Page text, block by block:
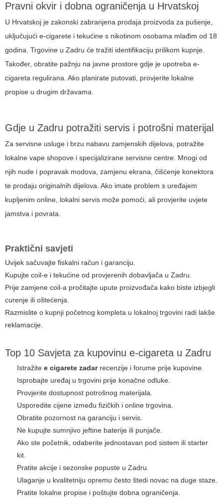
Pravni okvir i dobna ograničenja u Hrvatskoj
U Hrvatskoj je zakonski zabranjena prodaja proizvoda za pušenje,
uključujući e-cigarete i tekućine s nikotinom osobama mlađim od 18
godina. Trgovine u Zadru će tražiti identifikaciju prilikom kupnje.
Također, obratite pažnju na javne prostore gdje je upotreba e-
cigareta regulirana. Ako planirate putovati, provjerite lokalne
propise u drugim državama.
Gdje u Zadru potražiti servis i potrošni materijal
Za servisne usluge i brzu nabavu zamjenskih dijelova, potražite
lokalne vape shopove i specijalizirane servisne centre. Mnogi od
njih nude i popravak modova, zamjenu ekrana, čišćenje konektora
te prodaju originalnih dijelova. Ako imate problem s uređajem
kupljenim online, lokalni servis može pomoći, ali provjerite uvjete
jamstva i povrata.
Praktični savjeti
Uvijek sačuvajte fiskalni račun i garanciju.
Kupujte coil-e i tekućine od provjerenih dobavljača u Zadru.
Prije zamjene coil-a pročitajte upute proizvođača kako biste izbjegli
curenje ili oštećenja.
Razmislite o kupnji početnog kompleta u lokalnoj trgovini radi lakše
reklamacije.
Top 10 Savjeta za kupovinu e-cigareta u Zadru
Istražite e cigarete zadarrecenzije i forume prije kupovine.
Isprobajte uređaj u trgovini prije konačne odluke.
Provjerite dostupnost potrošnog materijala.
Usporedite cijene između fizičkih i online trgovina.
Obratite pozornost na garanciju i servis.
Ne kupujte sumnjivo jeftine baterije ili punjače.
Ako ste početnik, odaberite jednostavan pod sistem ili starter
kit.
Pratite akcije i sezonske popuste u Zadru.
Ulaganje u kvalitetniju opremu često štedi novac na duge staze.
Pratite lokalne propise i poštujte dobna ograničenja.